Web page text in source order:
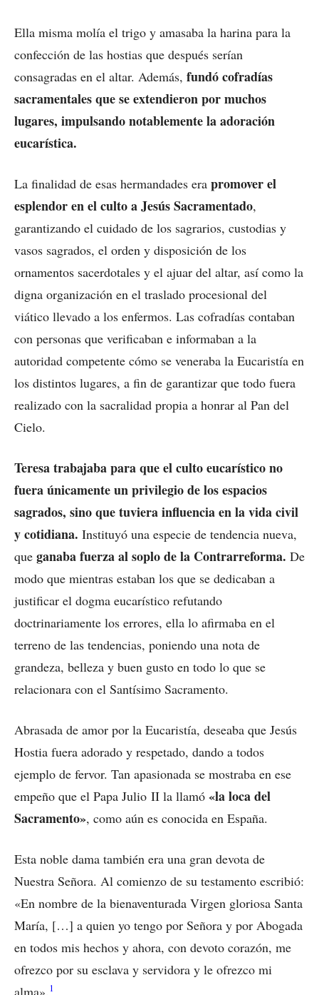
Ella misma molía el trigo y amasaba la harina para la
confección de las hostias que después serían
consagradas en el altar. Además, fundó cofradías
sacramentales que se extendieron por muchos
lugares, impulsando notablemente la adoración
eucarística.
La finalidad de esas hermandades era promover el
esplendor en el culto a Jesús Sacramentado,
garantizando el cuidado de los sagrarios, custodias y
vasos sagrados, el orden y disposición de los
ornamentos sacerdotales y el ajuar del altar, así como la
digna organización en el traslado procesional del
viático llevado a los enfermos. Las cofradías contaban
con personas que verificaban e informaban a la
autoridad competente cómo se veneraba la Eucaristía en
los distintos lugares, a fin de garantizar que todo fuera
realizado con la sacralidad propia a honrar al Pan del
Cielo.
Teresa trabajaba para que el culto eucarístico no
fuera únicamente un privilegio de los espacios
sagrados, sino que tuviera influencia en la vida civil
y cotidiana. Instituyó una especie de tendencia nueva,
que ganaba fuerza al soplo de la Contrarreforma. De
modo que mientras estaban los que se dedicaban a
justificar el dogma eucarístico refutando
doctrinariamente los errores, ella lo afirmaba en el
terreno de las tendencias, poniendo una nota de
grandeza, belleza y buen gusto en todo lo que se
relacionara con el Santísimo Sacramento.
Abrasada de amor por la Eucaristía, deseaba que Jesús
Hostia fuera adorado y respetado, dando a todos
ejemplo de fervor. Tan apasionada se mostraba en ese
empeño que el Papa Julio II la llamó «la loca del
Sacramento», como aún es conocida en España.
Esta noble dama también era una gran devota de
Nuestra Señora. Al comienzo de su testamento escribió:
«En nombre de la bienaventurada Virgen gloriosa Santa
María, […] a quien yo tengo por Señora y por Abogada
en todos mis hechos y ahora, con devoto corazón, me
ofrezco por su esclava y servidora y le ofrezco mi
alma».1